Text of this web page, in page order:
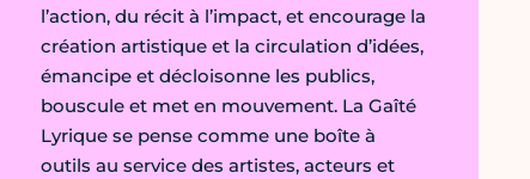
l’action, du récit à l’impact, et encourage la
création artistique et la circulation d’idées,
émancipe et décloisonne les publics,
bouscule et met en mouvement. La Gaîté
Lyrique se pense comme une boîte à
outils au service des artistes, acteurs et